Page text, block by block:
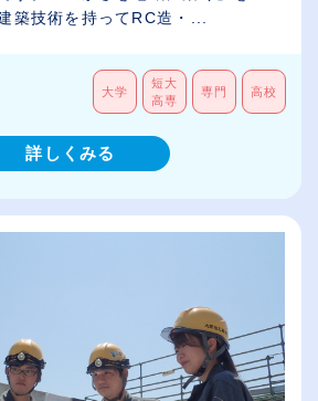
築技術を持ってRC造・...
大学
短大
高専
専門 高校
詳しくみる